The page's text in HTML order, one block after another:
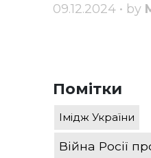
09.12.2024 • by
Помітки
Імідж України
Війна Росії